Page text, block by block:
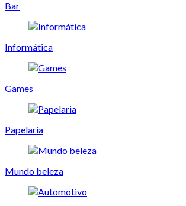
Bar
Informática
Games
Papelaria
Mundo beleza